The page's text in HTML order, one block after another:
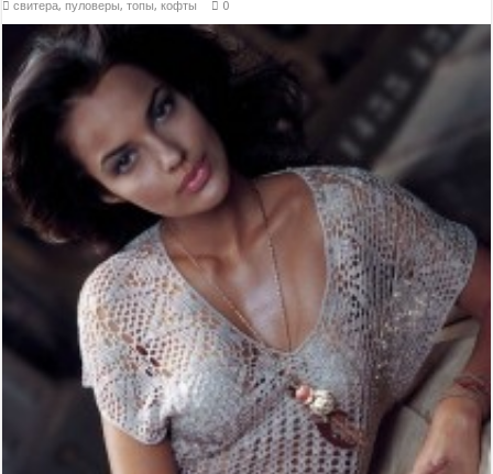
свитера, пуловеры, топы, кофты 0